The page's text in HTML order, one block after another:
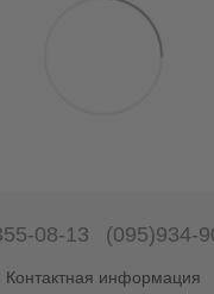
08-13 (095)934-
Контактная информация